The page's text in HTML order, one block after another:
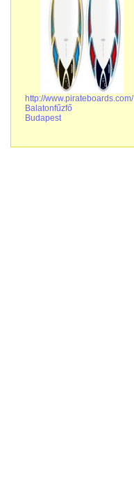
http://www.pirateboards.com/
Balatonfűzfő
Budapest